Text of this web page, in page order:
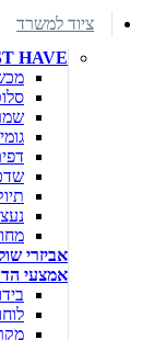
ציוד למשרד
HAVE
אביזרי
אמצעי